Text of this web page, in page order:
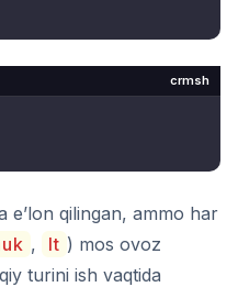
crmsh
e’lon qilingan, ammo har
, It ) mos ovoz
turini ish vaqtida